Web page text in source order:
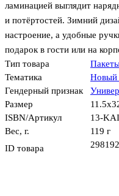
ламинацией выглядит
и потёртостей. Зимний
настроение, а удобные
подарок в гости или на
Тип товара
Тематика
Новый
Гендерный признак
Размер
ISBN/Артикул
13-
Вес, г.
119 г
ID товара